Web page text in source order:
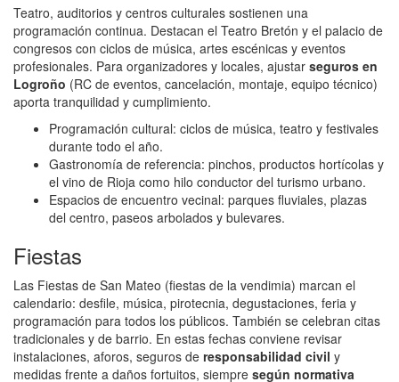
Teatro, auditorios y centros culturales sostienen una
programación continua. Destacan el Teatro Bretón y el palacio de
congresos con ciclos de música, artes escénicas y eventos
profesionales. Para organizadores y locales, ajustar seguros en
Logroño (RC de eventos, cancelación, montaje, equipo técnico)
aporta tranquilidad y cumplimiento.
Programación cultural: ciclos de música, teatro y festivales
durante todo el año.
Gastronomía de referencia: pinchos, productos hortícolas y
el vino de Rioja como hilo conductor del turismo urbano.
Espacios de encuentro vecinal: parques fluviales, plazas
del centro, paseos arbolados y bulevares.
Fiestas
Las Fiestas de San Mateo (fiestas de la vendimia) marcan el
calendario: desfile, música, pirotecnia, degustaciones, feria y
programación para todos los públicos. También se celebran citas
tradicionales y de barrio. En estas fechas conviene revisar
instalaciones, aforos, seguros de responsabilidad civil y
medidas frente a daños fortuitos, siempre según normativa